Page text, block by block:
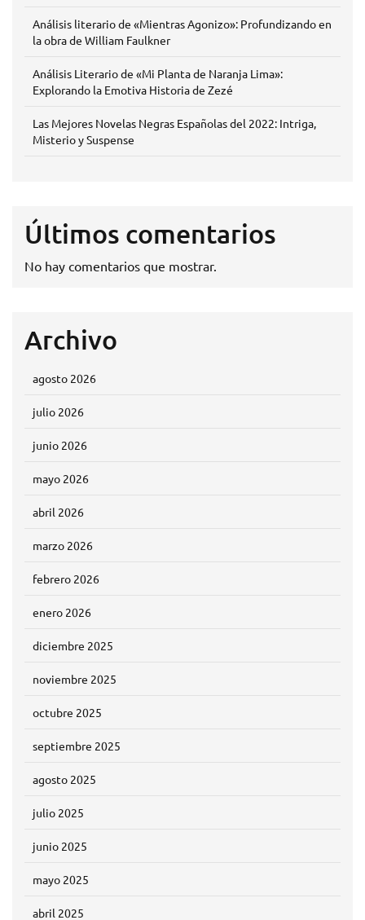
Análisis literario de «Mientras Agonizo»: Profundizando en
la obra de William Faulkner
Análisis Literario de «Mi Planta de Naranja Lima»:
Explorando la Emotiva Historia de Zezé
Las Mejores Novelas Negras Españolas del 2022: Intriga,
Misterio y Suspense
Últimos comentarios
No hay comentarios que mostrar.
Archivo
agosto 2026
julio 2026
junio 2026
mayo 2026
abril 2026
marzo 2026
febrero 2026
enero 2026
diciembre 2025
noviembre 2025
octubre 2025
septiembre 2025
agosto 2025
julio 2025
junio 2025
mayo 2025
abril 2025